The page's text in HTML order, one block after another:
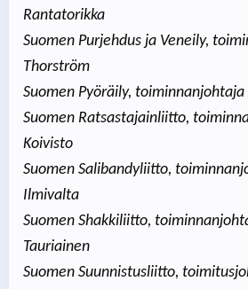
Rantatorikka
Suomen Purjehdus ja Veneily,
Thorström
Suomen Pyöräily, toiminnanjohtaja
Suomen Ratsastajainliitto,
Koivisto
Suomen Salibandyliitto,
Ilmivalta
Suomen Shakkiliitto,
Tauriainen
Suomen Suunnistusliitto,